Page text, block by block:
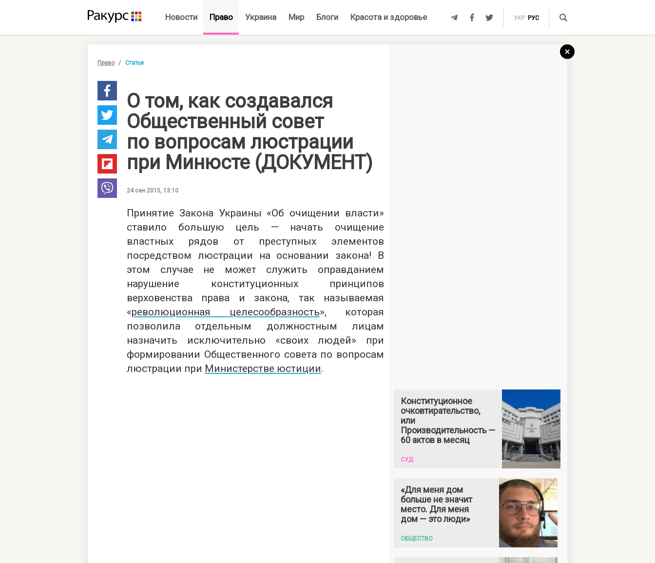
Новости Право Украина Мир Блоги Красота и здоровье УКР РУС
Право Статья
О том, как создавался
Общественный совет
по вопросам люстрации
при Минюсте (ДОКУМЕНТ)
24 сен 2015, 13:10
Принятие Закона Украины «Об очищении власти»
ставило большую цель — начать очищение
властных рядов от преступных элементов
посредством люстрации на основании закона! В
этом случае не может служить оправданием
нарушение конституционных принципов
верховенства права и закона, так называемая
«революционная целесообразность», которая
позволила отдельным должностным лицам
назначить исключительно «своих людей» при
формировании Общественного совета по вопросам
люстрации при Министерстве юстиции.
Конституционное
очковтирательство,
или
Производительность —
60 актов в месяц
СУД
«Для меня дом
больше не значит
место. Для меня
дом — это люди»
ОБЩЕСТВО